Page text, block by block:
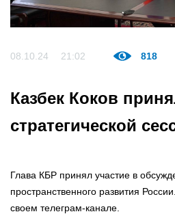
08.10.24 21:02 818
Казбек Коков
стратегической
Глава КБР принял участие в
пространственного развития
своем телеграм-канале.